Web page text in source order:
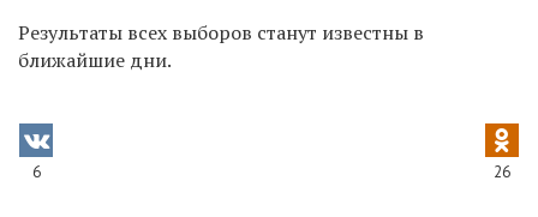
Результаты всех выборов станут известны в
ближайшие дни.
6 26